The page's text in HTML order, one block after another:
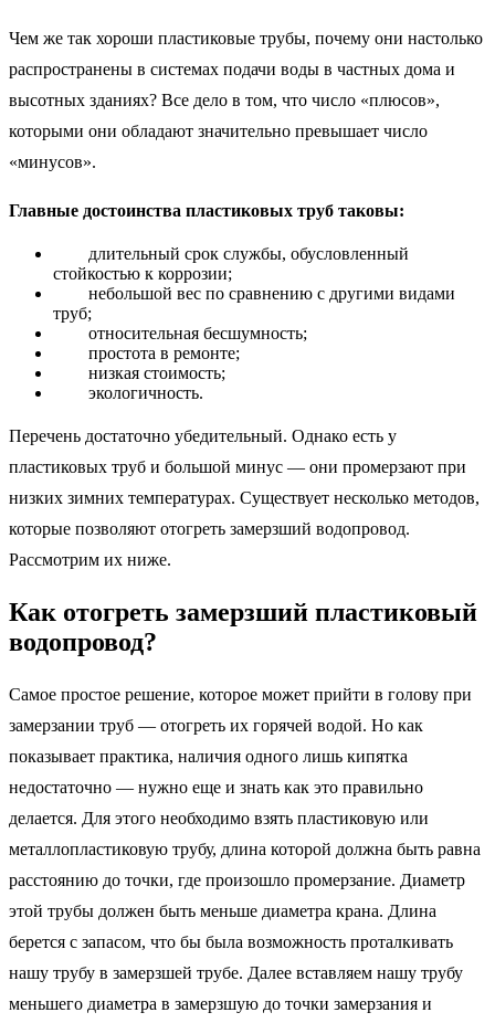
Чем же так хороши пластиковые трубы, почему они настолько
распространены в системах подачи воды в частных дома и
высотных зданиях? Все дело в том, что число «плюсов»,
которыми они обладают значительно превышает число
«минусов».
Главные достоинства пластиковых труб таковы:
длительный срок службы, обусловленный
стойкостью к коррозии;
небольшой вес по сравнению с другими видами
труб;
относительная бесшумность;
простота в ремонте;
низкая стоимость;
экологичность.
Перечень достаточно убедительный. Однако есть у
пластиковых труб и большой минус — они промерзают при
низких зимних температурах. Существует несколько методов,
которые позволяют отогреть замерзший водопровод.
Рассмотрим их ниже.
Как отогреть замерзший пластиковый
водопровод?
Самое простое решение, которое может прийти в голову при
замерзании труб — отогреть их горячей водой. Но как
показывает практика, наличия одного лишь кипятка
недостаточно — нужно еще и знать как это правильно
делается. Для этого необходимо взять пластиковую или
металлопластиковую трубу, длина которой должна быть равна
расстоянию до точки, где произошло промерзание. Диаметр
этой трубы должен быть меньше диаметра крана. Длина
берется с запасом, что бы была возможность проталкивать
нашу трубу в замерзшей трубе. Далее вставляем нашу трубу
меньшего диаметра в замерзшую до точки замерзания и